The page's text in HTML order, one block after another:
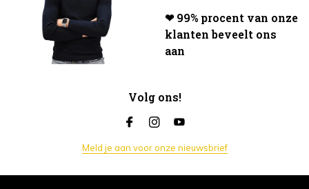
❤ 99% procent van onze
klanten beveelt ons
aan
Volg ons!
Meld je aan voor onze nieuwsbrief